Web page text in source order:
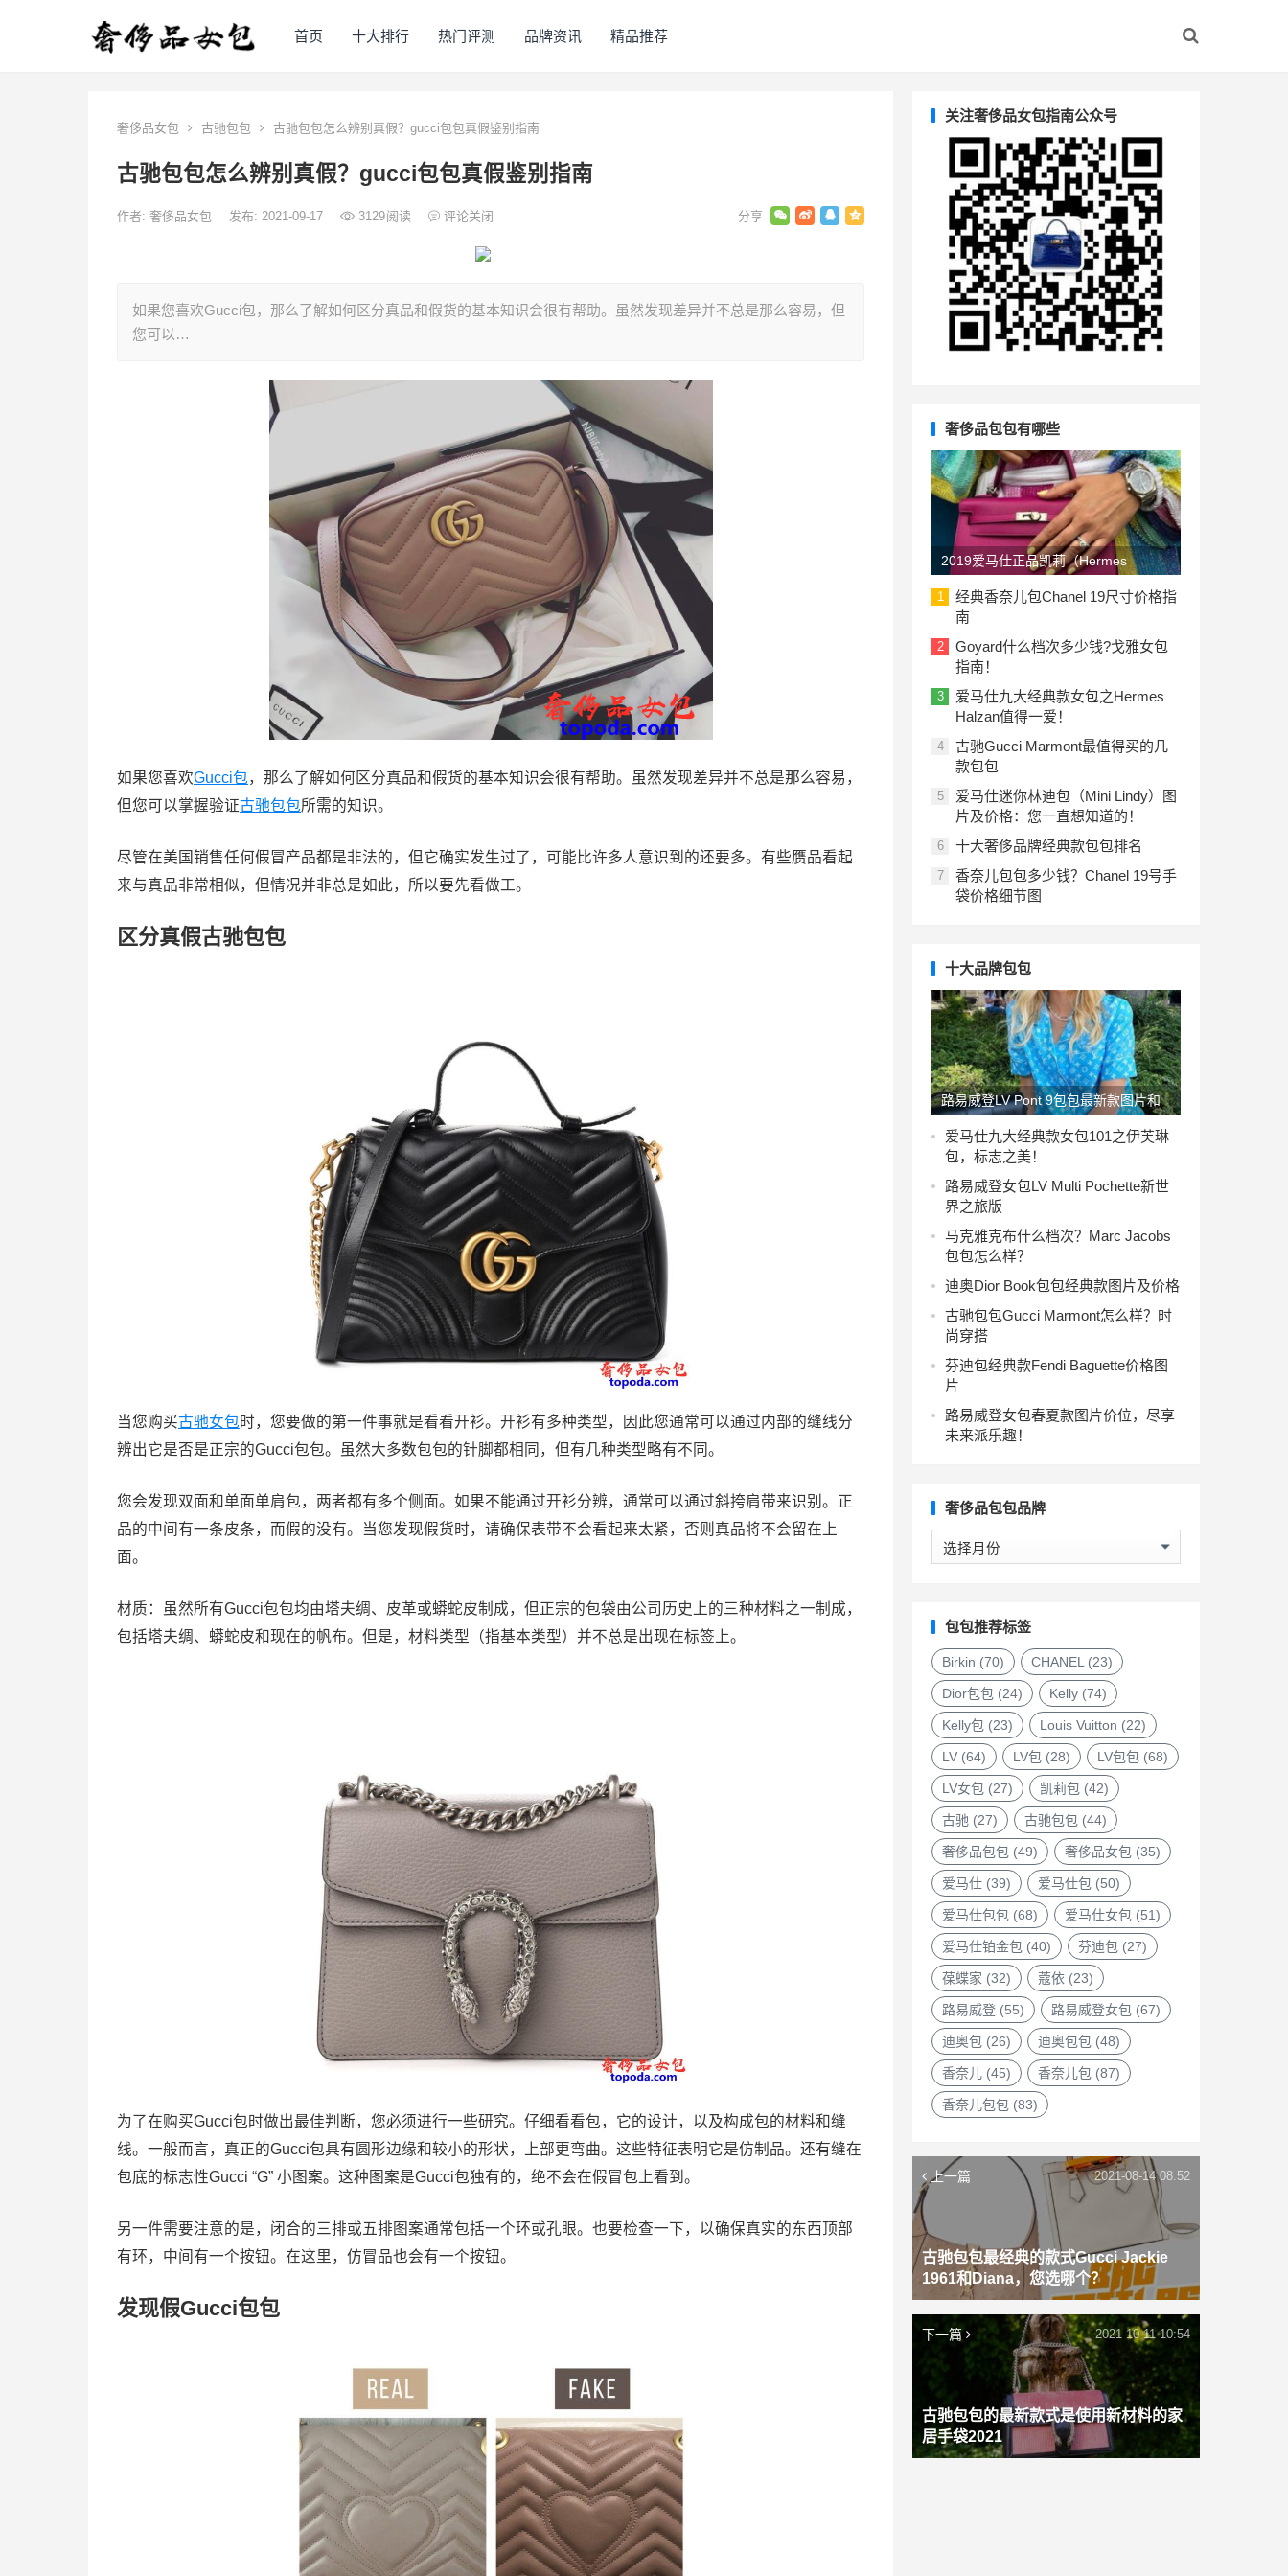
首页 十大排行 热门评测 品牌资讯 精品推荐
奢侈品女包 古驰包包 古驰包包怎么辨别真假？gucci包包真假鉴别指南
古驰包包怎么辨别真假？gucci包包真假鉴别指南
作者: 奢侈品女包 发布: 2021-09-17 3129阅读 评论关闭
如果您喜欢Gucci包，那么了解如何区分真品和假货的基本知识会很有帮助。虽然发现差异并不总是那么容易，但
您可以…
如果您喜欢Gucci包，那么了解如何区分真品和假货的基本知识会很有帮助。虽然发现差异并不总是那么容易，
但您可以掌握验证古驰包包所需的知识。
尽管在美国销售任何假冒产品都是非法的，但它确实发生过了，可能比许多人意识到的还要多。有些赝品看起
来与真品非常相似，但情况并非总是如此，所以要先看做工。
区分真假古驰包包
当您购买古驰女包时，您要做的第一件事就是看看开衫。开衫有多种类型，因此您通常可以通过内部的缝线分
辨出它是否是正宗的Gucci包包。虽然大多数包包的针脚都相同，但有几种类型略有不同。
您会发现双面和单面单肩包，两者都有多个侧面。如果不能通过开衫分辨，通常可以通过斜挎肩带来识别。正
品的中间有一条皮条，而假的没有。当您发现假货时，请确保表带不会看起来太紧，否则真品将不会留在上
面。
材质：虽然所有Gucci包包均由塔夫绸、皮革或蟒蛇皮制成，但正宗的包袋由公司历史上的三种材料之一制成，
包括塔夫绸、蟒蛇皮和现在的帆布。但是，材料类型（指基本类型）并不总是出现在标签上。
为了在购买Gucci包时做出最佳判断，您必须进行一些研究。仔细看看包，它的设计，以及构成包的材料和缝
线。一般而言，真正的Gucci包具有圆形边缘和较小的形状，上部更弯曲。这些特征表明它是仿制品。还有缝在
包底的标志性Gucci “G” 小图案。这种图案是Gucci包独有的，绝不会在假冒包上看到。
另一件需要注意的是，闭合的三排或五排图案通常包括一个环或孔眼。也要检查一下，以确保真实的东西顶部
有环，中间有一个按钮。在这里，仿冒品也会有一个按钮。
发现假Gucci包包
关注奢侈品女包指南公众号
奢侈品包包有哪些
2019爱马仕正品凯莉（Hermes
Kelly）包包价格一览表：美国与欧洲
1
经典香奈儿包Chanel 19尺寸价格指
南
2
Goyard什么档次多少钱?戈雅女包
指南！
3
爱马仕九大经典款女包之Hermes
Halzan值得一爱！
4
古驰Gucci Marmont最值得买的几
款包包
5
爱马仕迷你林迪包（Mini Lindy）图
片及价格：您一直想知道的！
6 十大奢侈品牌经典款包包排名
7
香奈儿包包多少钱？Chanel 19号手
袋价格细节图
十大品牌包包
路易威登LV Pont 9包包最新款图片和
价格
爱马仕九大经典款女包101之伊芙琳
包，标志之美！
路易威登女包LV Multi Pochette新世
界之旅版
马克雅克布什么档次？Marc Jacobs
包包怎么样？
迪奥Dior Book包包经典款图片及价格
古驰包包Gucci Marmont怎么样？时
尚穿搭
芬迪包经典款Fendi Baguette价格图
片
路易威登女包春夏款图片价位，尽享
未来派乐趣！
奢侈品包包品牌
奢
侈
包
品
牌
包包推荐标签
Birkin (70) CHANEL(23)
Dior包包 (24) Kelly (74)
Kelly包 (23) Louis Vuitton (22)
LV (64) LV包 (28) LV包包 (68)
LV女包 (27) 凯莉包 (42)
古驰 (27) 古驰包包 (44)
奢侈品包包 (49) 奢侈品女包 (35)
爱马仕 (39) 爱马仕包 (50)
爱马仕包包 (68) 爱马仕女包 (51)
爱马仕铂金包 (40) 芬迪包 (27)
葆蝶家 (32) 蔻依 (23)
路易威登 (55) 路易威登女包 (67)
迪奥包 (26) 迪奥包包 (48)
香奈儿 (45) 香奈儿包 (87)
香奈儿包包 (83)
上一篇
古驰包包最经典的款式Gucci Jackie
1961和Diana，您选哪个？
2021-08-14 08:52
下一篇
古驰包包的最新款式是使用新材料的家
居手袋2021
2021-10-11 10:54